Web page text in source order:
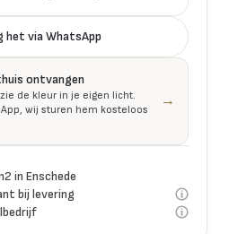
het via WhatsApp
ontvangen
de kleur in je eigen licht.
wij sturen hem kosteloos
→
in Enschede
bij levering